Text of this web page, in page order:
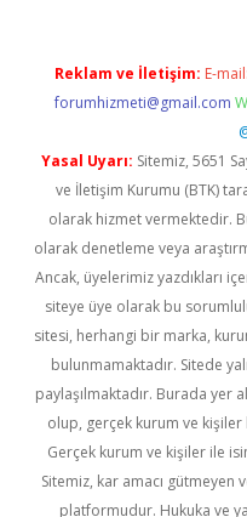
Reklam ve İletişim: E-mail:
forumhizmeti@gmail.com
Yasal Uyarı: Sitemiz, 5651
ve İletişim Kurumu (BTK)
olarak hizmet vermektedir.
olarak denetleme veya
Ancak, üyelerimiz yazdıkları
siteye üye olarak bu
sitesi, herhangi bir marka,
bulunmamaktadır. Sitede
paylaşılmaktadır. Burada yer
olup, gerçek kurum ve kişiler
Gerçek kurum ve kişiler ile
Sitemiz, kar amacı gütmeyen
platformudur. Hukuka ve